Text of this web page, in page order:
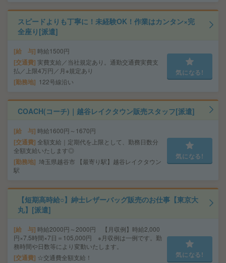
スピードよりも丁寧に！未経験OK！作業はカンタン×完
全座り[派遣]
給 与 時給1500円
交通費 実費支給／当社規定あり。通勤交通費実費支
払／上限4万円／月※規定あり
勤務地 122号線沿い
気になる!
COACH(コーチ)｜越谷レイクタウン販売スタッフ[派遣]
給 与 時給1600円～1670円
交通費 全額支給｜定期代を上限として、勤務日数分
全額支給いたします◎
勤務地 埼玉県越谷市 【最寄り駅】越谷レイクタウン
駅
気になる!
【短期高時給○】紳士レザーバッグ販売のお仕事【東京大
丸】[派遣]
給 与 時給2000円～2000円 【月収例】時給2,000
円×7.5時間×7日＝105,000円 ※月収例は一例です。勤
務時間や日数等により変動いたします。
交通費 ☆交通費全額支給！ 気になる!